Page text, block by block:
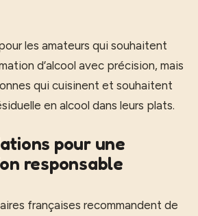
les amateurs qui souhaitent
d’alcool avec précision, mais
qui cuisinent et souhaitent
en alcool dans leurs plats.
pour une
responsable
françaises recommandent de